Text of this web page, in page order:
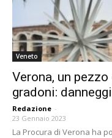
Veneto
Verona, un
gradoni:
Redazione -
23 Gennaio 2023
La Procura di Verona ha